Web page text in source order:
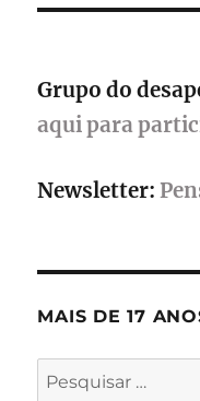
Grupo do
aqui para
Newsletter:
MAIS DE 17
Pesquisar